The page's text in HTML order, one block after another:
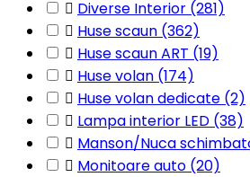
 Diverse Interior (281)
 Huse scaun (362)
 Huse scaun ART (19)
 Huse volan (174)
 Huse volan dedicate (2)
 Lampa interior LED (38)
 Manson/Nuca
 Monitoare auto (20)